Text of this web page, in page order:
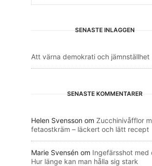
SENASTE INLÄGGEN
Att värna demokrati och jämnställhet
SENASTE KOMMENTARER
Helen Svensson om Zucchinivåfflor
fetaostkräm – läckert och lätt recept
Marie Svensén om Ingefärsshot med
Hur länge kan man hålla sig stark